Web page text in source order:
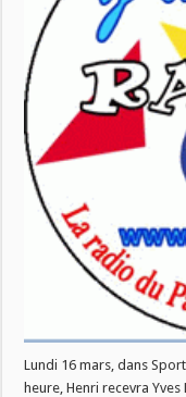
Lundi 16 mars, dans
heure, Henri recevra